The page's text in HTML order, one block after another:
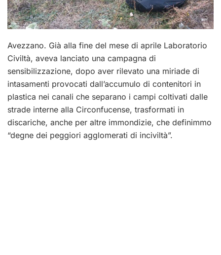
Avezzano. Già alla fine del mese di aprile Laboratorio
Civiltà, aveva lanciato una campagna di
sensibilizzazione, dopo aver rilevato una miriade di
intasamenti provocati dall’accumulo di contenitori in
plastica nei canali che separano i campi coltivati dalle
strade interne alla Circonfucense, trasformati in
discariche, anche per altre immondizie, che definimmo
“degne dei peggiori agglomerati di inciviltà”.